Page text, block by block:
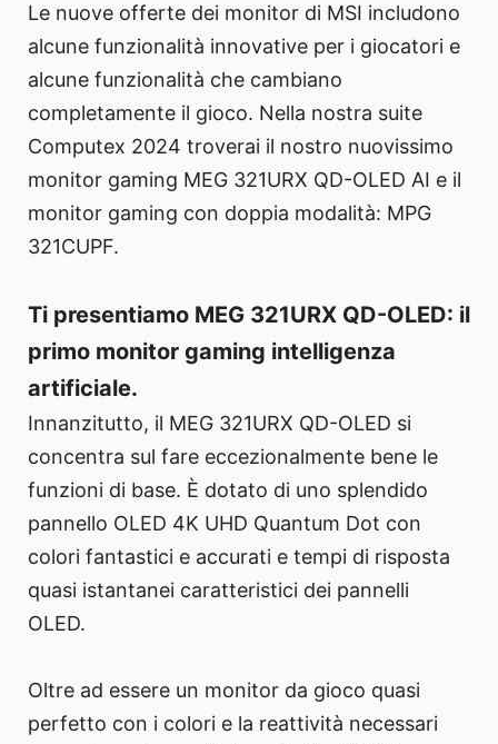
Le nuove offerte dei monitor di MSI includono
alcune funzionalità innovative per i giocatori e
alcune funzionalità che cambiano
completamente il gioco. Nella nostra suite
Computex 2024 troverai il nostro nuovissimo
monitor gaming MEG 321URX QD-OLED AI e il
monitor gaming con doppia modalità: MPG
321CUPF.
Ti presentiamo MEG 321URX QD-OLED: il
primo monitor gaming intelligenza
artificiale.
Innanzitutto, il MEG 321URX QD-OLED si
concentra sul fare eccezionalmente bene le
funzioni di base. È dotato di uno splendido
pannello OLED 4K UHD Quantum Dot con
colori fantastici e accurati e tempi di risposta
quasi istantanei caratteristici dei pannelli
OLED.
Oltre ad essere un monitor da gioco quasi
perfetto con i colori e la reattività necessari